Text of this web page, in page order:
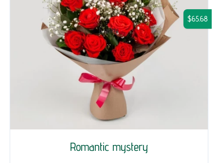
Romantic mystery
$65.68